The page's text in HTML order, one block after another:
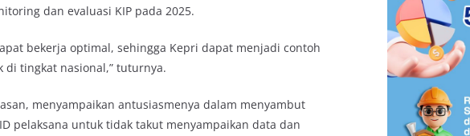
dan evaluasi KIP pada 2025.
bekerja optimal, sehingga Kepri dapat menjadi contoh
di tingkat nasional,” tuturnya.
menyampaikan antusiasmenya dalam menyambut
pelaksana untuk tidak takut menyampaikan data dan